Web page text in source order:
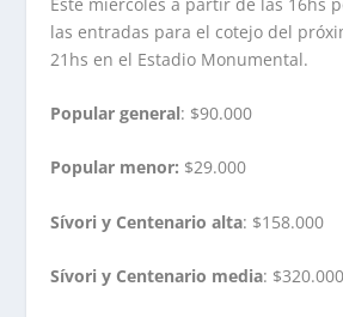
las entradas para el cotejo del
21hs en el Estadio Monumental.
Popular general: $90.000
Popular menor: $29.000
Sívori y Centenario alta: $158.000
Sívori y Centenario media: $320.000